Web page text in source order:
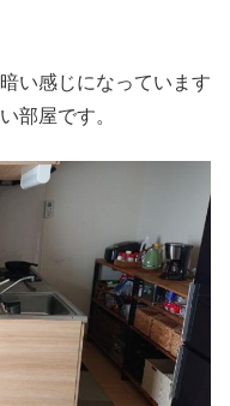
い感じになっています
部屋です。